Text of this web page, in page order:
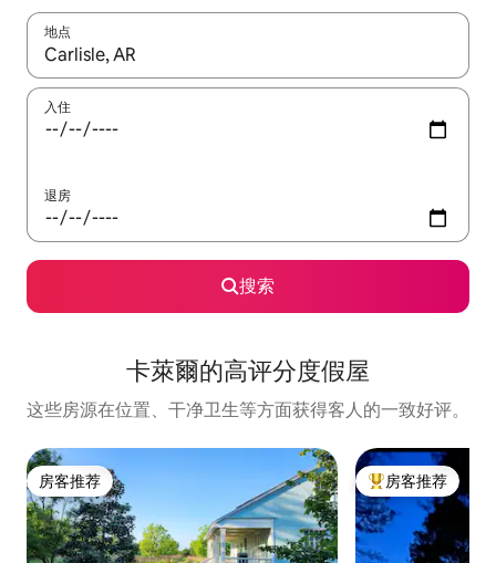
地点
如有搜索结果，请使用上下方向键查看，或通过点击或滑动手势
入住
退房
搜索
卡萊爾的高评分度假屋
这些房源在位置、干净卫生等方面获得客人的一致好评。
房客推荐
房客推荐 热门「房客推荐」
房客推荐